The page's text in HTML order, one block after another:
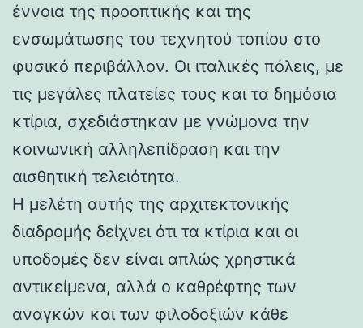
έννοια της προοπτικής και της
ενσωμάτωσης του τεχνητού τοπίου στο
φυσικό περιβάλλον. Οι ιταλικές πόλεις, με
τις μεγάλες πλατείες τους και τα δημόσια
κτίρια, σχεδιάστηκαν με γνώμονα την
κοινωνική αλληλεπίδραση και την
αισθητική τελειότητα.
Η μελέτη αυτής της αρχιτεκτονικής
διαδρομής δείχνει ότι τα κτίρια και οι
υποδομές δεν είναι απλώς χρηστικά
αντικείμενα, αλλά ο καθρέφτης των
αναγκών και των φιλοδοξιών κάθε